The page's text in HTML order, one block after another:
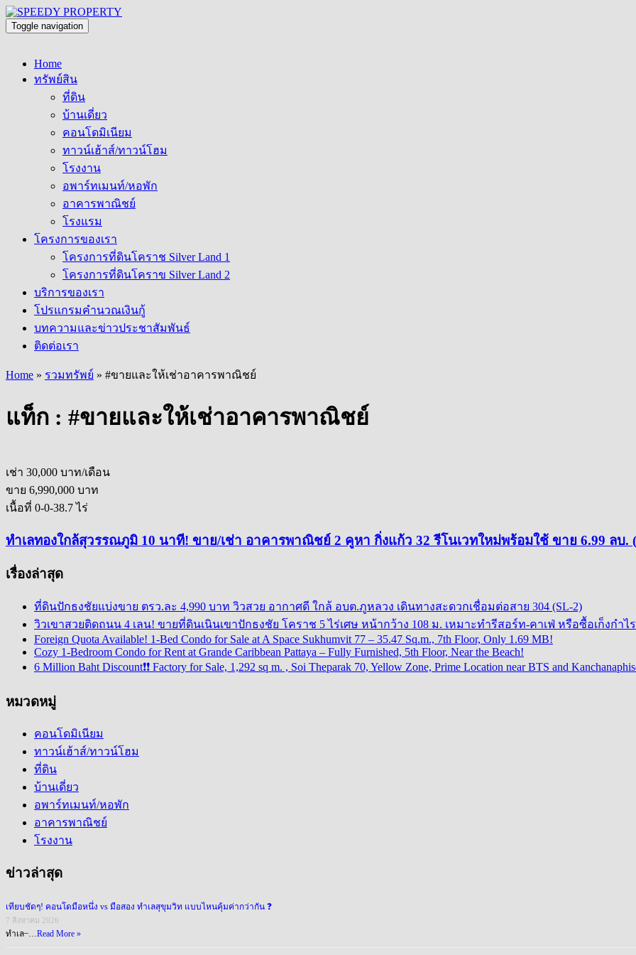
Toggle navigation
Home
ทรัพย์สิน
ที่ดิน
บ้านเดี่ยว
คอนโดมิเนียม
ทาวน์เฮ้าส์/ทาวน์โฮม
โรงงาน
อพาร์ทเมนท์/หอพัก
อาคารพาณิชย์
โรงแรม
โครงการของเรา
โครงการที่ดินโคราช Silver Land 1
โครงการที่ดินโคราข Silver Land 2
บริการของเรา
โปรแกรมคำนวณเงินกู้
บทความและข่าวประชาสัมพันธ์
ติดต่อเรา
Home » รวมทรัพย์ » #ขายและให้เช่าอาคารพาณิชย์
แท็ก : #ขายและให้เช่าอาคารพาณิชย์
เช่า 30,000 บาท/เดือน
ขาย 6,990,000 บาท
เนื้อที่ 0-0-38.7 ไร่
ทำเลทองใกล้สุวรรณภูมิ 10 นาที! ขาย/เช่า อาคารพาณิชย์ 2 คูหา กิ่งแก้ว 32 รีโนเวทใหม่พร้อมใช้ ขาย 6.99 ลบ.
เรื่องล่าสุด
ที่ดินปักธงชัยแบ่งขาย ตรว.ละ 4,990 บาท วิวสวย อากาศดี ใกล้ อบต.ภูหลวง เดินทางสะดวกเชื่อมต่อสาย 304 (SL-2)
วิวเขาสวยติดถนน 4 เลน! ขายที่ดินเนินเขาปักธงชัย โคราช 5 ไร่เศษ หน้ากว้าง 108 ม. เหมาะทำรีสอร์ท-คาเฟ่ หรือซื้อเก็งกำไร
Foreign Quota Available! 1-Bed Condo for Sale at A Space Sukhumvit 77 – 35.47 Sq.m., 7th Floor, Only 1.69 MB!
Cozy 1-Bedroom Condo for Rent at Grande Caribbean Pattaya – Fully Furnished, 5th Floor, Near the Beach!
6 Million Baht Discount❗❗ Factory for Sale, 1,292 sq m. , Soi Theparak 70, Yellow Zone, Prime Location near BTS and
หมวดหมู่
คอนโดมิเนียม
ทาวน์เฮ้าส์/ทาวน์โฮม
ที่ดิน
บ้านเดี่ยว
อพาร์ทเมนท์/หอพัก
อาคารพาณิชย์
โรงงาน
ข่าวล่าสุด
เทียบชัดๆ! คอนโดมือหนึ่ง vs มือสอง ทำเลสุขุมวิท แบบไหนคุ้มค่ากว่ากัน ❓
7 สิงหาคม 2026
ทำเล ̶ …Read More »